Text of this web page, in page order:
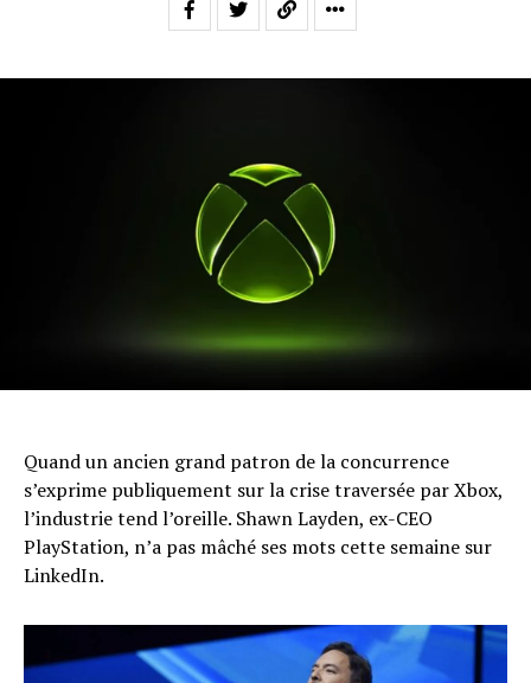
Quand un ancien grand patron de la concurrence
s’exprime publiquement sur la crise traversée par Xbox,
l’industrie tend l’oreille. Shawn Layden, ex-CEO
PlayStation, n’a pas mâché ses mots cette semaine sur
LinkedIn.